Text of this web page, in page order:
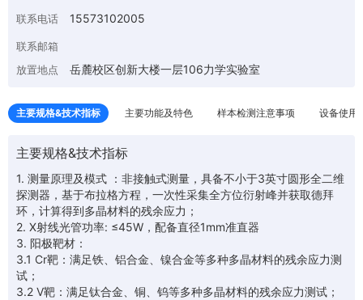
联系电话 15573102005
联系邮箱
放置地点
岳麓校区创新大楼一层106力学实验室
主要规格&技术指标 主要功能及特色 样本检测注意事项 设备使用
主要规格&技术指标
1. 测量原理及模式 ：非接触式测量，具备不小于3英寸圆形全二维
探测器，基于布拉格方程，一次性采集全方位衍射峰并获取德拜
环，计算得到多晶材料的残余应力；
2. X射线光管功率: ≤45W，配备直径1mm准直器
3. 阳极靶材：
3.1 Cr靶：满足铁、铝合金、镍合金等多种多晶材料的残余应力测
试；
3.2 V靶：满足钛合金、铜、钨等多种多晶材料的残余应力测试；